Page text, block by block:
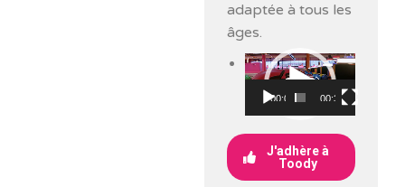
adaptée à tous les
âges.
Lecteur
vidéo
00:00 00:33
J'adhère à
Toody